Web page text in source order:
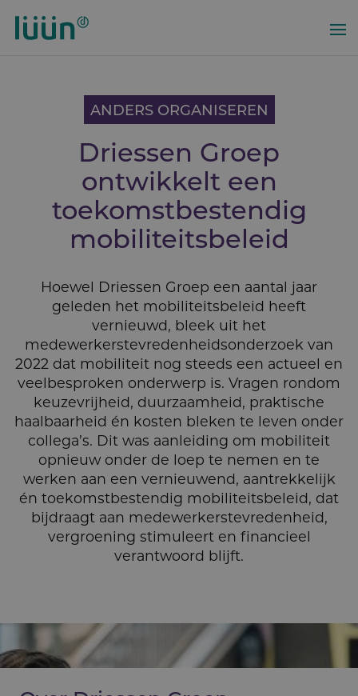
ANDERS ORGANISEREN
Driessen Groep
ontwikkelt een
toekomst­be­stendig
mobiliteits­be­leid
Hoewel Driessen Groep een aantal jaar
geleden het mobiliteitsbeleid heeft
vernieuwd, bleek uit het
medewerkerstevredenheidsonderzoek van
2022 dat mobiliteit nog steeds een actueel en
veelbesproken onderwerp is. Vragen rondom
keuzevrijheid, duurzaamheid, praktische
haalbaarheid én kosten bleken te leven onder
collega’s. Dit was aanleiding om mobiliteit
opnieuw onder de loep te nemen en te
werken aan een vernieuwend, aantrekkelijk
én toekomstbestendig mobiliteitsbeleid, dat
bijdraagt aan medewerkerstevredenheid,
vergroening stimuleert en financieel
verantwoord blijft.